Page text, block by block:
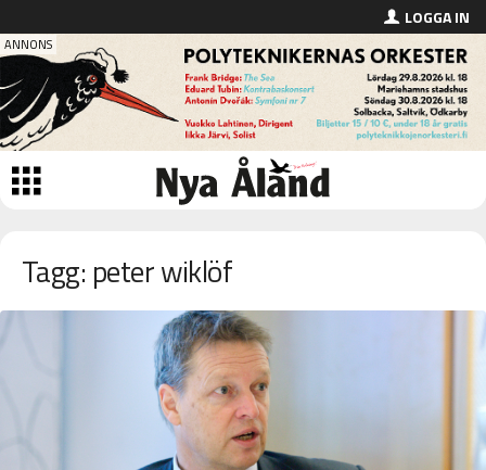
LOGGA IN
Tagg: peter wiklöf